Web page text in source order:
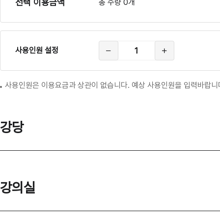
선택 이용금액 총 수량 0개
사용인원 설정
총
참
여
사용인원은 이용요금과 상관이 없습니다. 예상 사용인원을 입력바랍니
강당
강의실